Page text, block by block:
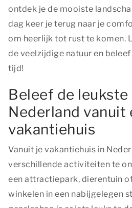
ontdek je de mooiste
dag keer je terug naar je
om heerlijk tot rust te komen.
de veelzijdige natuur en
tijd!
Beleef de
Nederland vanuit
vakantiehuis
Vanuit je vakantiehuis in
verschillende activiteiten te
een attractiepark, dierentuin
winkelen in een nabijgelegen